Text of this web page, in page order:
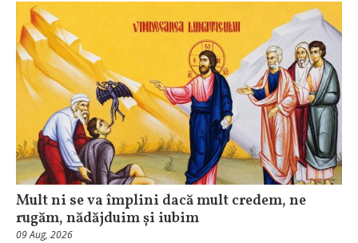
Mult ni se va împlini dacă mult credem, ne
rugăm, nădăjduim și iubim
09 Aug, 2026